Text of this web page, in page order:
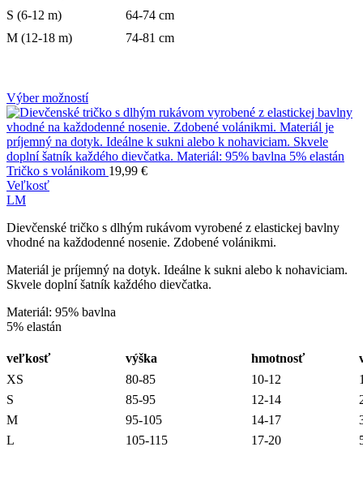
S (6-12 m)
64-74 cm
M (12-18 m)
74-81 cm
Výber možností
Tričko s volánikom 19,99 €
Veľkosť
LM
Dievčenské tričko s dlhým rukávom vyrobené z elastickej bavlny
vhodné na každodenné nosenie. Zdobené volánikmi.
Materiál je príjemný na dotyk. Ideálne k sukni alebo k nohaviciam.
Skvele doplní šatník každého dievčatka.
Materiál: 95% bavlna
5% elastán
veľkosť výška hmotnosť
XS
80-85 10-12
S
85-95 12-14
M
95-105 14-17
L
105-115 17-20